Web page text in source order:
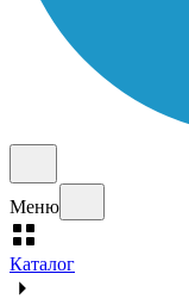
Меню
Каталог